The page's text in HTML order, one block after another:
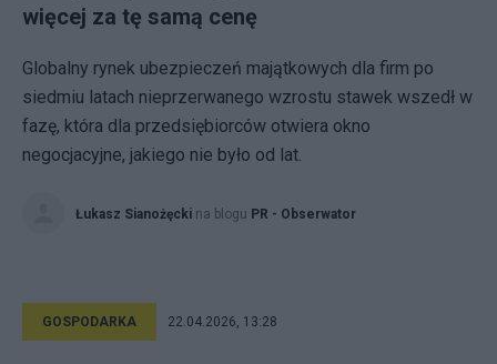
więcej za tę samą cenę
Globalny rynek ubezpieczeń majątkowych dla firm po
siedmiu latach nieprzerwanego wzrostu stawek wszedł w
fazę, która dla przedsiębiorców otwiera okno
negocjacyjne, jakiego nie było od lat.
Łukasz Sianożęcki na blogu PR - Obserwator
GOSPODARKA 22.04.2026, 13:28